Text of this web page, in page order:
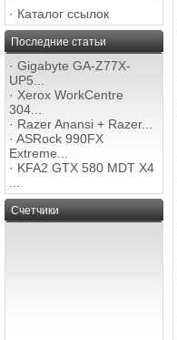
· Каталог ссылок
Последние статьи
· Gigabyte GA-Z77X-
UP5...
· Xerox WorkCentre
304...
· Razer Anansi + Razer...
· ASRock 990FX
Extreme...
· KFA2 GTX 580 MDT X4
Счетчики